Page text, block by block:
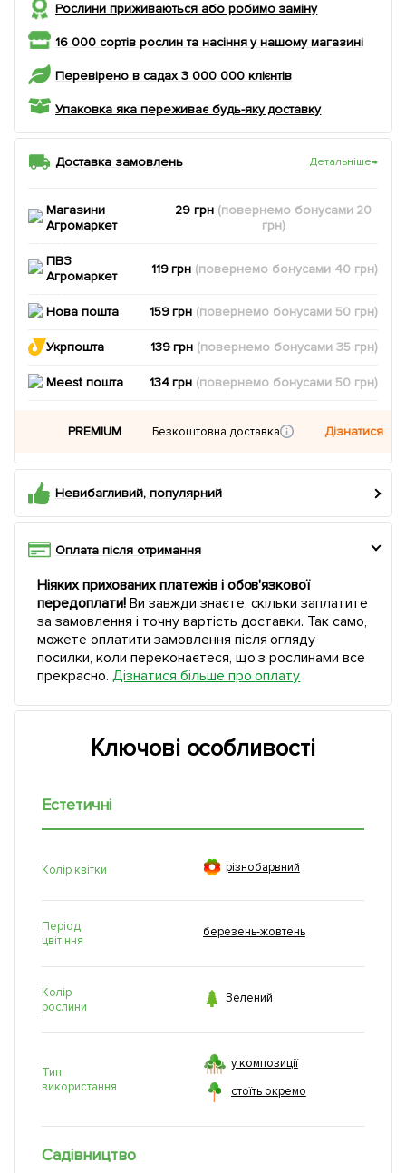
Рослини приживаються або робимо заміну
16 000 сортів рослин та насіння у нашому магазині
Перевірено в садах 3 000 000 клієнтів
Упаковка яка переживає будь-яку доставку
Доставка замовлень Детальніше→
Магазини
Агромаркет
29 грн (повернемобонусами 20
грн)
ПВЗ
Агромаркет
119 грн (повернемо бонусами 40 грн)
Нова пошта 159 грн (повернемо бонусами 50 грн)
Укрпошта 139 грн (повернемо бонусами35 грн)
Meest пошта 134 грн (повернемо бонусами 50 грн)
PREMIUM Безкоштовна доставка Дізнатися
Невибагливий, популярний
Оплата після отримання
Ніяких прихованих платежів і обов'язкової
передоплати!Ви завжди знаєте, скільки заплатите
за замовлення і точну вартість доставки. Так само,
можете оплатити замовлення після огляду
посилки, коли переконаєтеся, що з рослинами все
прекрасно. Дізнатися більше про оплату
Ключові особливості
Естетичні
Колір квітки  рiзнобарвний
Період
цвітіння
березень-жовтень
Колір
рослини
 Зелений
Тип
використання
у композиції
стоїть окремо
Садівництво